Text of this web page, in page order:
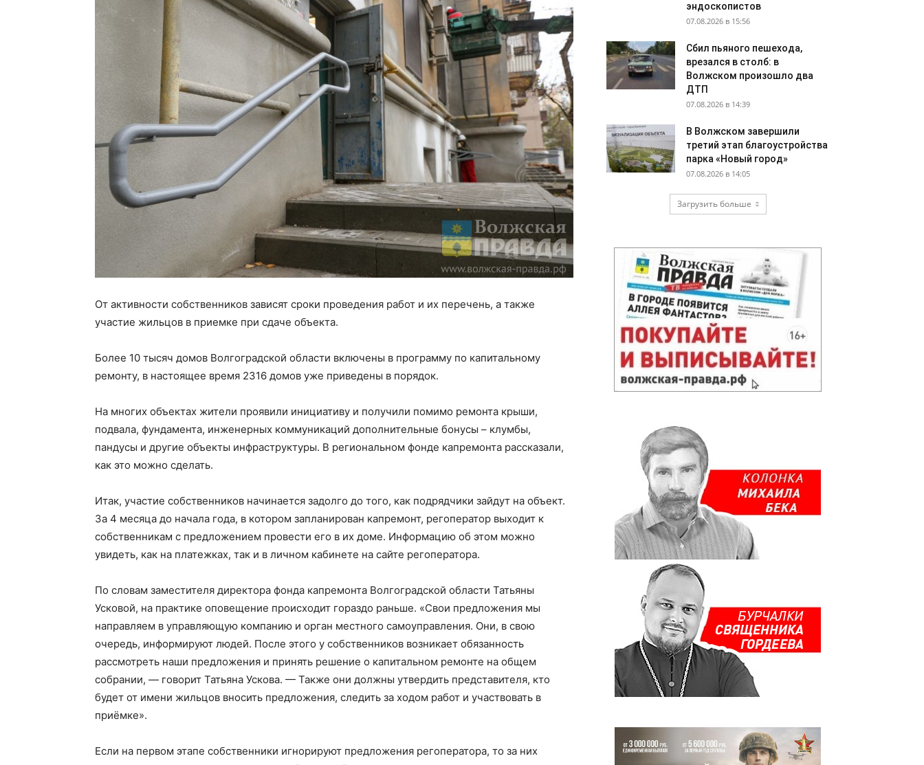
От активности собственников зависят сроки проведения работ и их перечень, а также
участие жильцов в приемке при сдаче объекта.
Более 10 тысяч домов Волгоградской области включены в программу по капитальному
ремонту, в настоящее время 2316 домов уже приведены в порядок.
На многих объектах жители проявили инициативу и получили помимо ремонта крыши,
подвала, фундамента, инженерных коммуникаций дополнительные бонусы – клумбы,
пандусы и другие объекты инфраструктуры. В региональном фонде капремонта рассказали,
как это можно сделать.
Итак, участие собственников начинается задолго до того, как подрядчики зайдут на объект.
За 4 месяца до начала года, в котором запланирован капремонт, регоператор выходит к
собственникам с предложением провести его в их доме. Информацию об этом можно
увидеть, как на платежках, так и в личном кабинете на сайте регоператора.
По словам заместителя директора фонда капремонта Волгоградской области Татьяны
Усковой, на практике оповещение происходит гораздо раньше. «Свои предложения мы
направляем в управляющую компанию и орган местного самоуправления. Они, в свою
очередь, информируют людей. После этого у собственников возникает обязанность
рассмотреть наши предложения и принять решение о капитальном ремонте на общем
собрании, — говорит Татьяна Ускова. — Также они должны утвердить представителя, кто
будет от имени жильцов вносить предложения, следить за ходом работ и участвовать в
приёмке».
Если на первом этапе собственники игнорируют предложения регоператора, то за них
эндоскопистов
07.08.2026 в 15:56
Сбил пьяного пешехода,
врезался в столб: в
Волжском произошло два
ДТП
07.08.2026 в 14:39
В Волжском завершили
третий этап благоустройства
парка «Новый город»
07.08.2026 в 14:05
Загрузить больше